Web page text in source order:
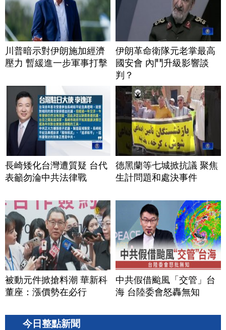
川普暗示對伊朗施加經濟
壓力 暫緩進一步軍事打擊
伊朗革命衛隊元老掌最高
國安會 內鬥升級影響談
判？
長崎矮化台灣遭質疑 台代
表籲勿淪中共法律戰
德黑蘭等七城掀抗議 聚焦
生計問題和處決事件
被動元件掀搶料潮 華新科
董座：漲價勢在必行
中共假借颱風「交管」台
海 台陸委會怒轟無知
今日整點新聞